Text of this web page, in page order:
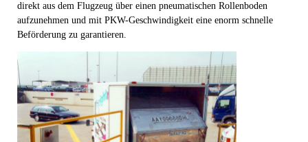
direkt aus dem Flugzeug über einen pneumatischen Rollenboden
aufzunehmen und mit PKW-Geschwindigkeit eine enorm schnelle
Beförderung zu garantieren.